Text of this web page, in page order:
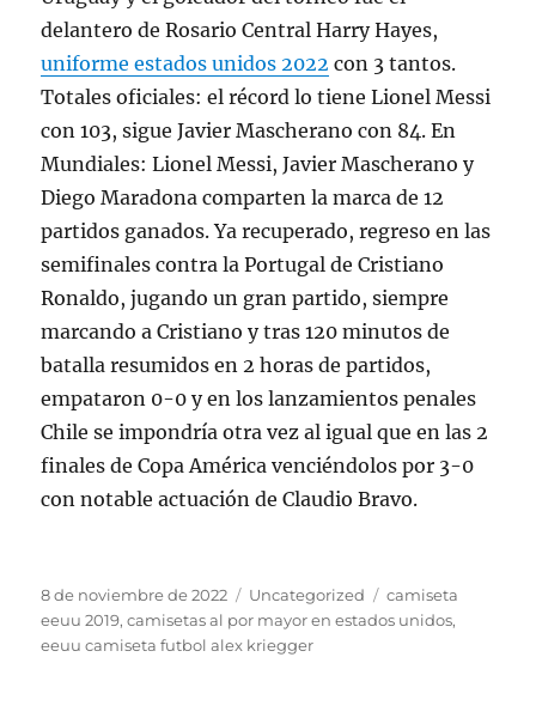
delantero de Rosario Central Harry Hayes,
uniforme estados unidos 2022 con 3 tantos.
Totales oficiales: el récord lo tiene Lionel Messi
con 103, sigue Javier Mascherano con 84. En
Mundiales: Lionel Messi, Javier Mascherano y
Diego Maradona comparten la marca de 12
partidos ganados. Ya recuperado, regreso en las
semifinales contra la Portugal de Cristiano
Ronaldo, jugando un gran partido, siempre
marcando a Cristiano y tras 120 minutos de
batalla resumidos en 2 horas de partidos,
empataron 0-0 y en los lanzamientos penales
Chile se impondría otra vez al igual que en las 2
finales de Copa América venciéndolos por 3-0
con notable actuación de Claudio Bravo.
Publicado
el
8 de noviembre de 2022 Categorías
Uncategorized Etiquetas
camiseta
eeuu 2019,camisetas al por mayor en estados unidos,
eeuu camiseta futbol alex kriegger